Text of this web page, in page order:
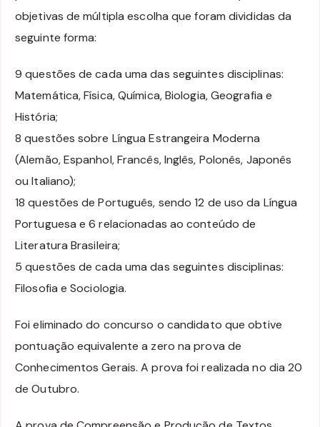
objetivas de múltipla escolha que foram divididas da
seguinte forma:
9 questões de cada uma das seguintes disciplinas:
Matemática, Física, Química, Biologia, Geografia e
História;
8 questões sobre Língua Estrangeira Moderna
(Alemão, Espanhol, Francês, Inglês, Polonês, Japonês
ou Italiano);
18 questões de Português, sendo 12 de uso da Língua
Portuguesa e 6 relacionadas ao conteúdo de
Literatura Brasileira;
5 questões de cada uma das seguintes disciplinas:
Filosofia e Sociologia.
Foi eliminado do concurso o candidato que obtive
pontuação equivalente a zero na prova de
Conhecimentos Gerais. A prova foi realizada no dia 20
de Outubro.